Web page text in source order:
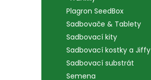
Plagron SeedBox
Sadbovače & Tablety
Sadbovací kity
Sadbovací kostky a Jiffy
Sadbovací substrát
Semena